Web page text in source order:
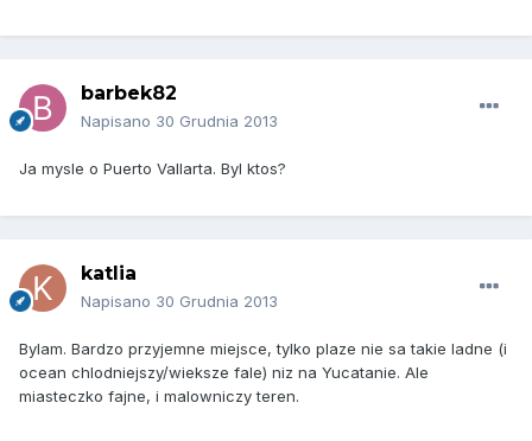
barbek82
Napisano 30 Grudnia 2013
Ja mysle o Puerto Vallarta. Byl ktos?
katlia
Napisano 30 Grudnia 2013
Bylam. Bardzo przyjemne miejsce, tylko plaze nie sa takie ladne (i
ocean chlodniejszy/wieksze fale) niz na Yucatanie. Ale
miasteczko fajne, i malowniczy teren.